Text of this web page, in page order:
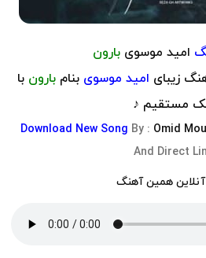
امید موسوی بارون
زیبای امید موسوی بنام بارون با
مستقیم ♪
Download New Song By : Omid
And Direct
همین آهنگ